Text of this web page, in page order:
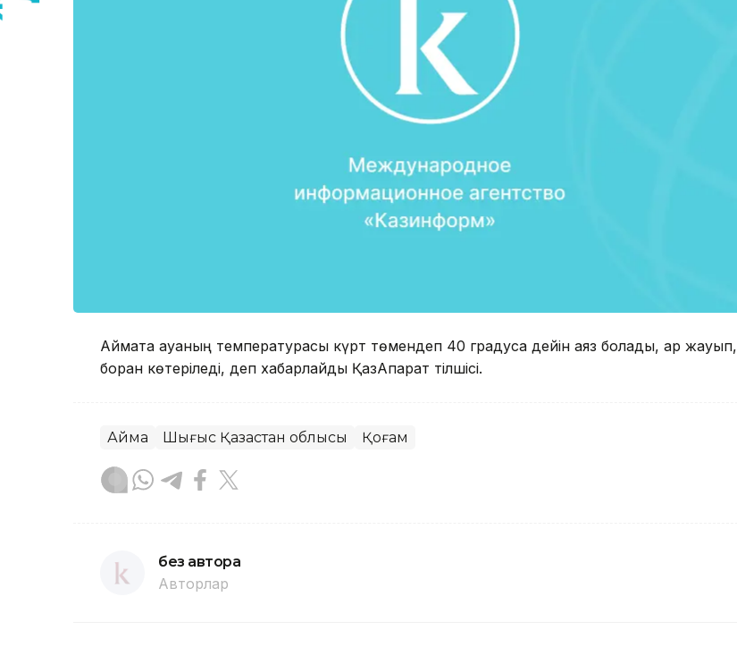
Аймақта ауаның температурасы күрт төмендеп 40 градусқа дейін аяз болады, қар жауып,
боран көтеріледі, деп хабарлайды ҚазАқпарат тілшісі.
Аймақ Шығыс Қазақстан облысы Қоғам
без автора
Авторлар